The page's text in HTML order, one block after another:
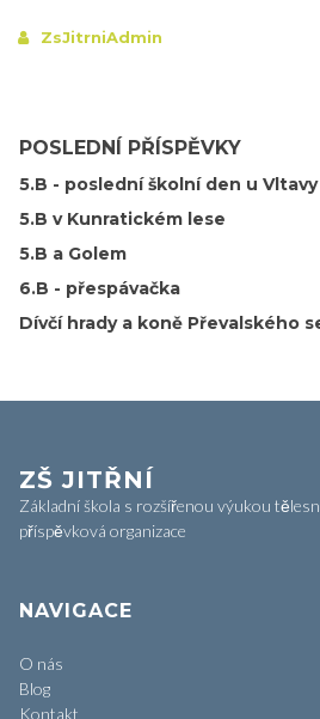
ZsJitrniAdmin
POSLEDNÍ PŘÍSPĚVKY
5.B - poslední školní den u Vltavy
5.B v Kunratickém lese
5.B a Golem
6.B - přespávačka
Dívčí hrady a koně Převalského
ZŠ JITŘNÍ
Základní škola s rozšířenou výukou
příspěvková organizace
NAVIGACE
O nás
Blog
Kontakt